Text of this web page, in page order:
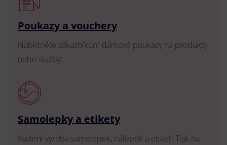
Poukazy a vouchery
Nabídněte zákazníkům dárkové poukazy na produkty
nebo služby.
Samolepky a etikety
Kvalitní výroba samolepek, nálepek a etiket. Tisk na